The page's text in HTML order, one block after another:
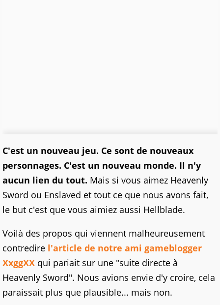
C'est un nouveau jeu. Ce sont de nouveaux
personnages. C'est un nouveau monde. Il n'y
aucun lien du tout. Mais si vous aimez Heavenly
Sword ou Enslaved et tout ce que nous avons fait,
le but c'est que vous aimiez aussi Hellblade.
Voilà des propos qui viennent malheureusement
contredire l'article de notre ami gameblogger
XxggXX qui pariait sur une "suite directe à
Heavenly Sword". Nous avions envie d'y croire, cela
paraissait plus que plausible... mais non.